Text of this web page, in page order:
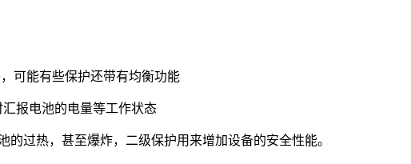
可能有些保护还带有均衡功能
报电池的电量等工作状态
过热，甚至爆炸，二级保护用来增加设备的安全性能。